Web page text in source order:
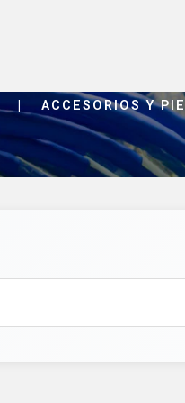
ACCESORIOS Y